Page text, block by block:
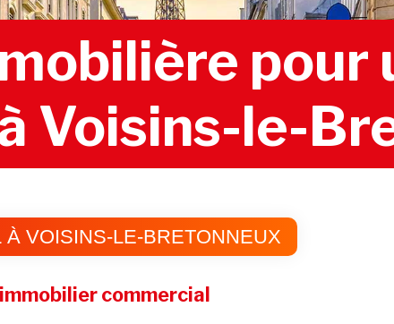
pour
Voisins-le-
VOISINS-LE-BRETONNEUX
commercial